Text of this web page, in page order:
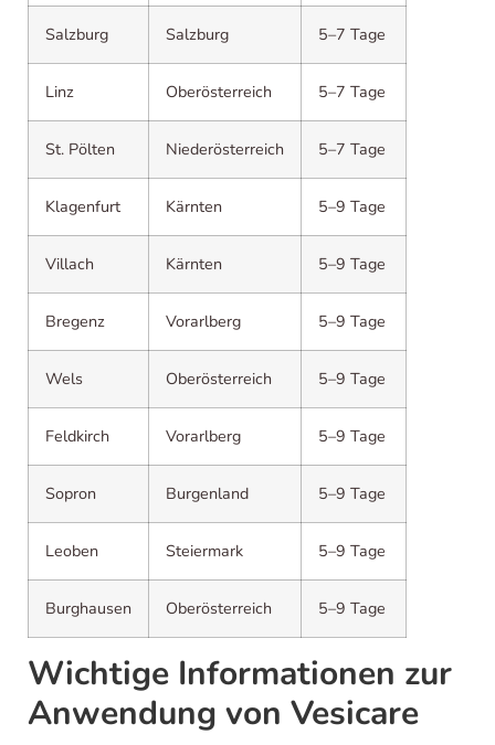
Salzburg Salzburg 5–7 Tage
Linz Oberösterreich 5–7 Tage
St. Pölten Niederösterreich 5–7 Tage
Klagenfurt Kärnten 5–9 Tage
Villach Kärnten 5–9 Tage
Bregenz Vorarlberg 5–9 Tage
Wels Oberösterreich 5–9 Tage
Feldkirch Vorarlberg 5–9 Tage
Sopron Burgenland 5–9 Tage
Leoben Steiermark 5–9 Tage
Burghausen Oberösterreich 5–9 Tage
Wichtige Informationen zur
Anwendung von Vesicare